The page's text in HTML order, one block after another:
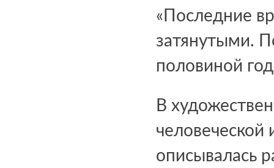
«Последние
затянутыми.
половиной
В
человеческой
описывалась